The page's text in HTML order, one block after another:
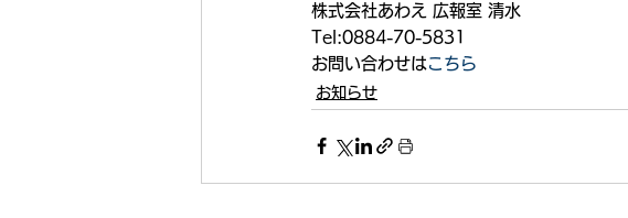
株式会社あわえ 広報室 清水
Tel:0884-70-5831
お問い合わせは こちら
お知らせ